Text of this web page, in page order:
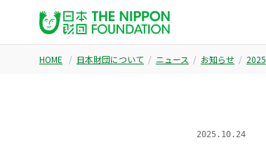
HOME 日本財団について ニュース お知らせ
2025.10.24